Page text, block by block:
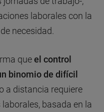
laborales con la
necesidad.
queel control
binomio de difícil
a distancia requiere
basada en la